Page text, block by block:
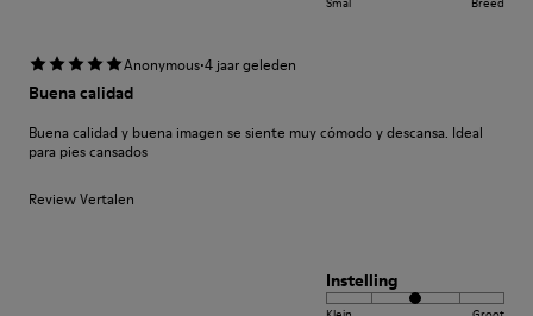
Anonymous·4 jaar geleden
Buena calidad
Buena calidad y buena imagen se siente muy cómodo y descansa. Ideal
para pies cansados
Review Vertalen
Instelling